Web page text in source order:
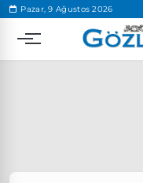
Pazar, 9 Ağustos 2026